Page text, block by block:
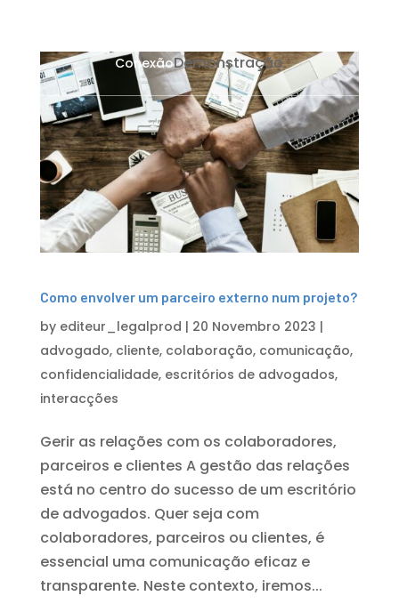
ConexãoDemonstração
Como envolver um parceiro externo num projeto?
by editeur_legalprod | 20 Novembro 2023 |
advogado, cliente, colaboração, comunicação,
confidencialidade, escritórios de advogados,
interacções
Gerir as relações com os colaboradores,
parceiros e clientes A gestão das relações
está no centro do sucesso de um escritório
de advogados. Quer seja com
colaboradores, parceiros ou clientes, é
essencial uma comunicação eficaz e
transparente. Neste contexto, iremos...